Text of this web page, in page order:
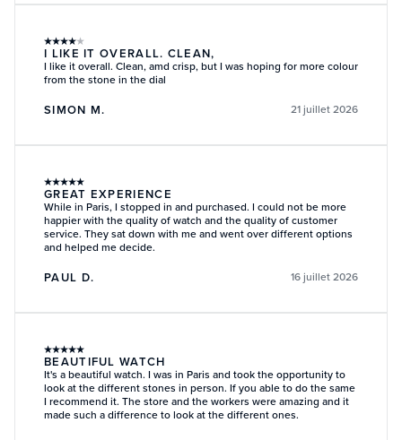
★★★★★
I LIKE IT OVERALL. CLEAN,
I like it overall. Clean, amd crisp, but I was hoping for more colour
from the stone in the dial
SIMON M. 21 juillet 2026
★★★★★
GREAT EXPERIENCE
While in Paris, I stopped in and purchased. I could not be more
happier with the quality of watch and the quality of customer
service. They sat down with me and went over different options
and helped me decide.
PAUL D. 16 juillet 2026
★★★★★
BEAUTIFUL WATCH
It's a beautiful watch. I was in Paris and took the opportunity to
look at the different stones in person. If you able to do the same
I recommend it. The store and the workers were amazing and it
made such a difference to look at the different ones.